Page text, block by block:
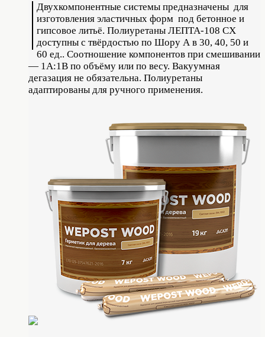
Двухкомпонентные системы предназначены для
изготовления эластичных форм под бетонное и
гипсовое литьё. Полиуретаны ЛЕПТА-108 СХ
доступны с твёрдостью по Шору А в 30, 40, 50 и
60 ед.. Соотношение компонентов при смешивании
— 1А:1В по объёму или по весу. Вакуумная
дегазация не обязательна. Полиуретаны
адаптированы для ручного применения.